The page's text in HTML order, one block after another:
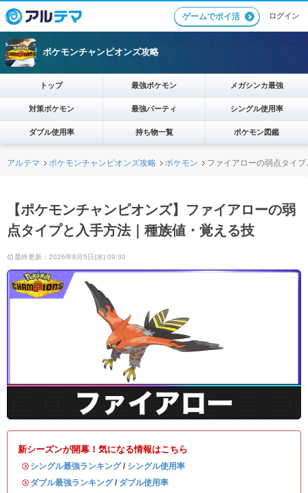
ゲームでポイ活 ログイン
ポケモンチャンピオンズ攻略
トップ 最強ポケモン メガシンカ最強
対策ポケモン 最強パーティ シングル使用率
ダブル使用率 持ち物一覧 ポケモン図鑑
アルテマ ポケモンチャンピオンズ攻略 ポケモン ファイアローの弱点タイ
【ポケモンチャンピオンズ】ファイアローの弱
点タイプと入手方法｜種族値・覚える技
最終更新：2026年8月5日(水) 09:30
新シーズンが開幕！気になる情報はこちら
・ シングル最強ランキング/ シングル使用率
・ ダブル最強ランキング/ ダブル使用率